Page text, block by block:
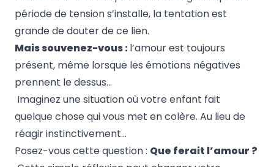
période de tension s’installe, la tentation est
grande de douter de ce lien.
Mais souvenez-vous :l’amour est toujours
présent, même lorsque les émotions négatives
prennent le dessus…
Imaginez une situation où votre enfant fait
quelque chose qui vous met en colère. Au lieu de
réagir instinctivement…
Posez-vous cette question : Que ferait l’amour ?